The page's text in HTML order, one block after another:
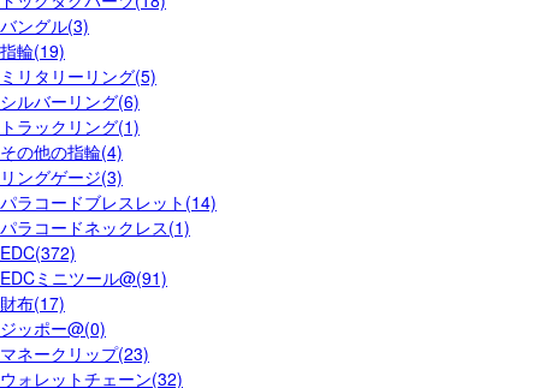
バングル(3)
指輪(19)
ミリタリーリング(5)
シルバーリング(6)
トラックリング(1)
その他の指輪(4)
リングゲージ(3)
パラコードブレスレット(14)
パラコードネックレス(1)
EDC(372)
EDCミニツール@(91)
財布(17)
ジッポー@(0)
マネークリップ(23)
ウォレットチェーン(32)